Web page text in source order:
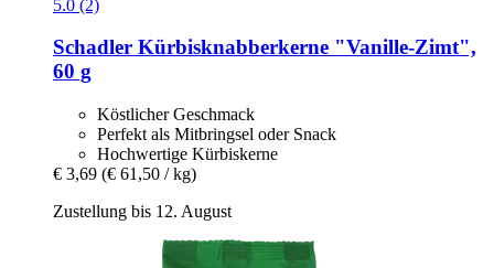
5.0 (2)
Schadler Kürbisknabberkerne "Vanille-​Zimt",
60 g
Köstlicher Geschmack
Perfekt als Mitbringsel oder Snack
Hochwertige Kürbiskerne
€ 3,69 (€ 61,50 / kg)
Zustellung bis 12. August